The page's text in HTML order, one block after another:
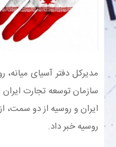
اجتماعی
بیمه و
بانک
مدیرکل دفتر آسیای میانه،
سازمان توسعه تجارت
ایران و روسیه از دو سمت،
روسیه خبر داد.